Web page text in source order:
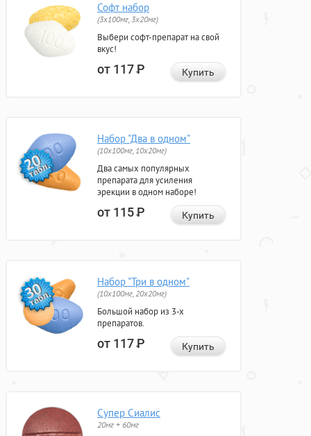
Софт набор
(3x100мг, 3x20мг)
Выбери софт-препарат на свой
вкус!
от 117Р Купить
Набор "Два в одном"
(10x100мг, 10x20мг)
Два самых популярных
препарата для усиления
эрекции в одном наборе!
от 115Р Купить
Набор "Три в одном"
(10x100мг, 20x20мг)
Большой набор из 3-х
препаратов.
от 117Р Купить
Супер Сиалис
20мг + 60мг